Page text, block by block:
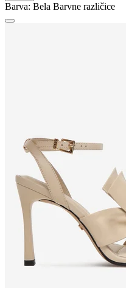
Barva: Bela Barvne različice